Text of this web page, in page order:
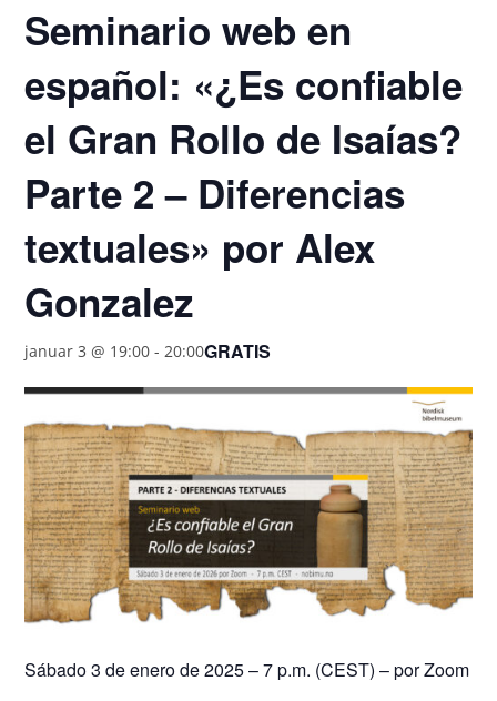
Seminario web en
español: «¿Es confiable
el Gran Rollo de Isaías?
Parte 2 – Diferencias
textuales» por Alex
Gonzalez
januar 3 @ 19:00 -20:00GRATIS
Sábado 3 de enero de 2025 – 7 p.m. (CEST) – por Zoom